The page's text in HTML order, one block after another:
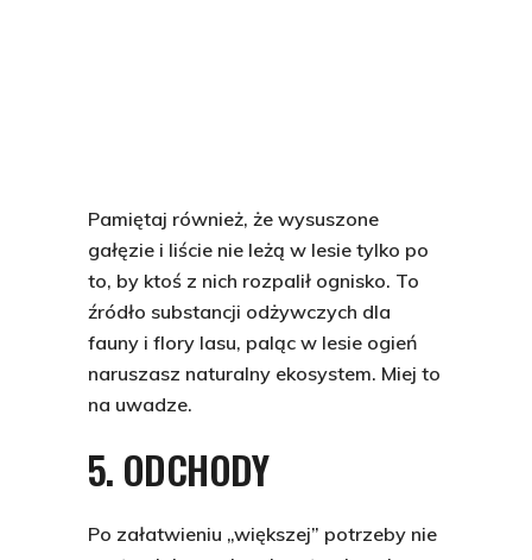
Pamiętaj również, że wysuszone
gałęzie i liście nie leżą w lesie tylko po
to, by ktoś z nich rozpalił ognisko. To
źródło substancji odżywczych dla
fauny i flory lasu, paląc w lesie ogień
naruszasz naturalny ekosystem. Miej to
na uwadze.
5. ODCHODY
Po załatwieniu „większej” potrzeby nie